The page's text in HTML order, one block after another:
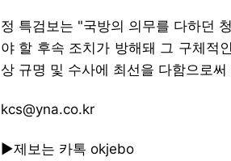
정 특검보는 "국방의 의무를 다하던
야 할 후속 조치가 방해돼 그 구체적
상 규명 및 수사에 최선을 다함으로
kcs@yna.co.kr
▶제보는 카톡 okjebo